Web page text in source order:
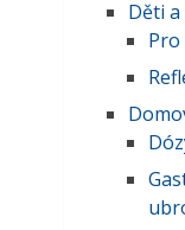
Děti
Pro